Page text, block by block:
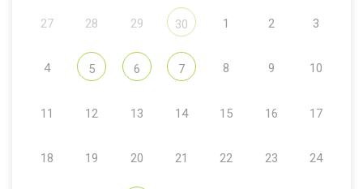
27 28 29 30 1 2 3
4 5 6 7 8 9 10
11 12 13 14 15 16 17
18 19 20 21 22 23 24